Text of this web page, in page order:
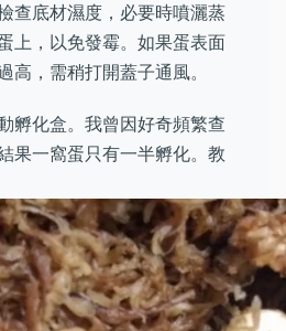
查底材濕度，必要時噴灑蒸
上，以免發霉。如果蛋表面
高，需稍打開蓋子通風。
孵化盒。我曾因好奇頻繁查
果一窩蛋只有一半孵化。教